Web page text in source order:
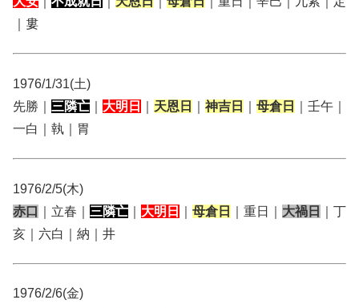
｜婁
1976/1/31(土)
先勝｜ 三隣亡 大明日 天恩日 神吉日 母倉日
｜壬午｜
一白｜執｜胃
1976/2/5(木)
赤口
｜立春｜ 三隣亡 大明日 母倉日 ｜重日｜ 大禍日
｜丁
亥｜六白｜納｜井
1976/2/6(金)